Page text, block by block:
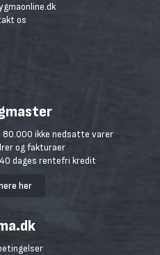
os
80.000 ikke nedsatte varer
og fakturaer
dages rentefri kredit
her